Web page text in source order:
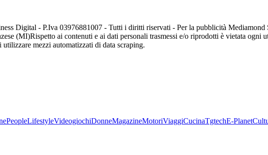
Digital - P.Iva 03976881007 - Tutti i diritti riservati - Per la pubblicità
(MI)Rispetto ai contenuti e ai dati personali trasmessi e/o riprodotti è vietata ogni
mezzi automatizzati di data scraping.
PeopleLifestyleVideogiochiDonneMagazineMotoriViaggiCucinaTgtechE-Planet